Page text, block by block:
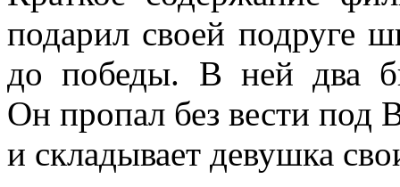
подарил своей подруге
до победы. В ней два
Он пропал без вести под
и складывает девушка